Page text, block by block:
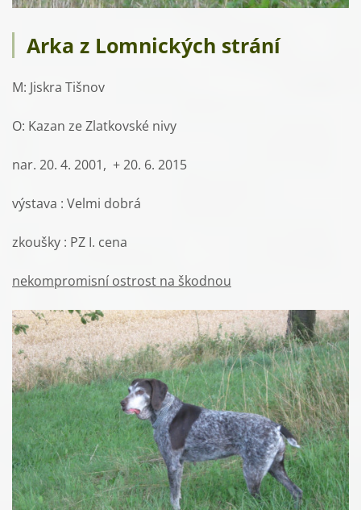
Arka z Lomnických strání
M: Jiskra Tišnov
O: Kazan ze Zlatkovské nivy
nar. 20. 4. 2001, + 20. 6. 2015
výstava : Velmi dobrá
zkoušky : PZ I. cena
nekompromisní ostrost na škodnou